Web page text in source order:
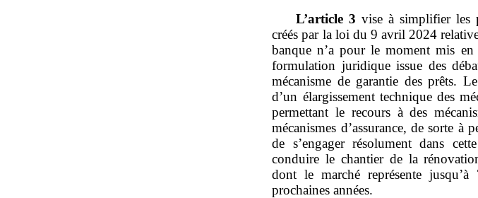
L’article 3 vise à simplifier les
créés par la loi du 9 avril 2024
banque n’a pour le moment mis
formulation juridique issue des
mécanisme de garantie des prêts.
d’un élargissement technique des
permettant le recours à des
mécanismes d’assurance, de sorte à
de s’engager résolument dans
conduire le chantier de la
dont le marché représente
prochaines années.